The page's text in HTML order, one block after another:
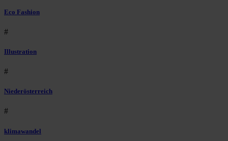
Eco Fashion
#
Illustration
#
Niederösterreich
#
klimawandel